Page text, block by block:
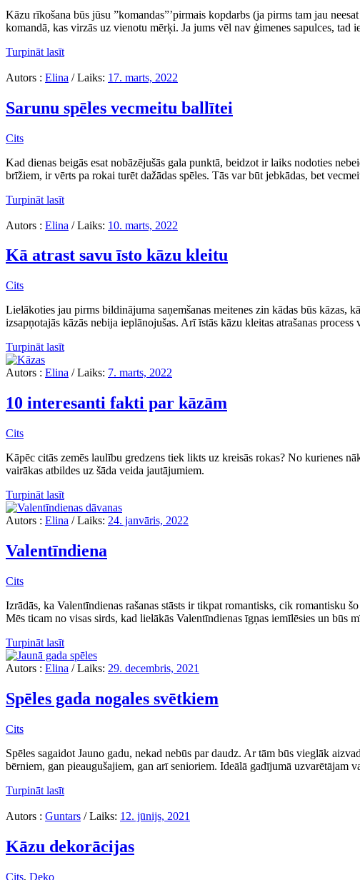
Kāzu rīkošana būs jūsu ”komandas”’pirmais kopdarbs (ja pirms tam jau
komandā, kas virzās uz vienotu mērķi. Ja jums vēl nav ģimenes sapulces,
Turpināt lasīt
Autors : Elina / Laiks: 17. marts, 2022
Sarunu spēles vecmeitu ballītei
Cits
Kad dienas beigās esat nobāzējušās gala punktā, beidzot ir laiks nodoties
brīžiem, ir vērts pa rokai turēt dažādas spēles. Tās var būt jebkādas, bet
Turpināt lasīt
Autors : Elina / Laiks: 10. marts, 2022
Kā atrast savu īsto kāzu kleitu
Cits
Lielākoties jau pirms bildinājuma saņemšanas meitenes zin kādas būs kāzas,
izsapņotajās kāzās nebija ieplānojušas. Arī īstās kāzu kleitas atrašanas
Turpināt lasīt
Autors : Elina / Laiks: 7. marts, 2022
10 interesanti fakti par kāzām
Cits
Kāpēc citās zemēs laulību gredzens tiek likts uz kreisās rokas? No kurienes
vairākas atbildes uz šāda veida jautājumiem.
Turpināt lasīt
Autors : Elina / Laiks: 24. janvāris, 2022
Valentīndiena
Cits
Izrādās, ka Valentīndienas rašanas stāsts ir tikpat romantisks, cik romantisku
Mēs ticam no visas sirds, kad lielākās Valentīndienas īgņas iemīlēsies un
Turpināt lasīt
Autors : Elina / Laiks: 29. decembris, 2021
Spēles gada nogales svētkiem
Cits
Spēles sagaidot Jauno gadu, nekad nebūs par daudz. Ar tām būs vieglāk
bērniem, gan pieaugušajiem, gan arī senioriem. Ideālā gadījumā uzvarētājam
Turpināt lasīt
Autors : Guntars / Laiks: 12. jūnijs, 2021
Kāzu dekorācijas
Cits, Deko